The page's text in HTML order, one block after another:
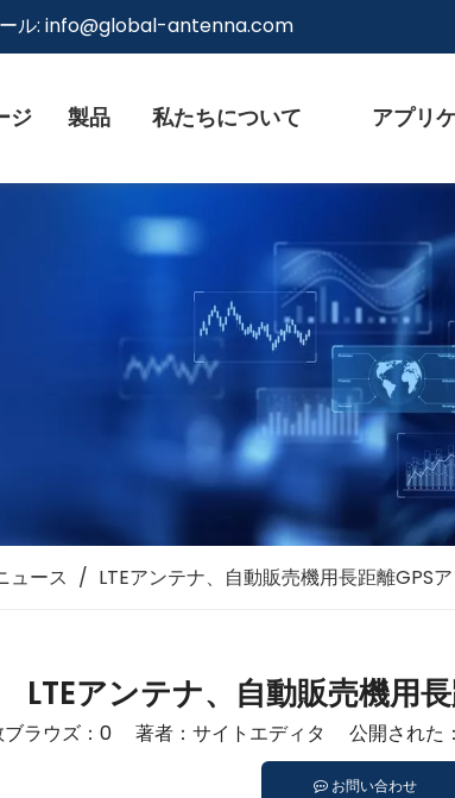
ル: info@global-antenna.com
ジ 製品 私たちについて アプリ
ュース / LTEアンテナ、自動販売機用長距離GPS
LTEアンテナ、自動販売機用
ラウズ： 0著者：サイトエディタ 公開され
お問い合わせ